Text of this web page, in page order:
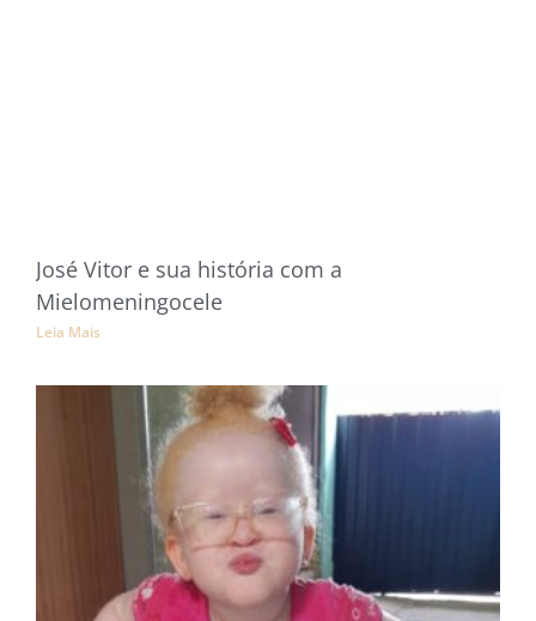
José Vitor e sua história com a
Mielomeningocele
Leia Mais